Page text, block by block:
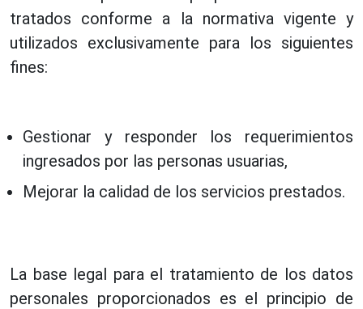
tratados conforme a la normativa vigente y
utilizados exclusivamente para los siguientes
fines:
Gestionar y responder los requerimientos
ingresados por las personas usuarias,
Mejorar la calidad de los servicios prestados.
La base legal para el tratamiento de los datos
personales proporcionados es el principio de